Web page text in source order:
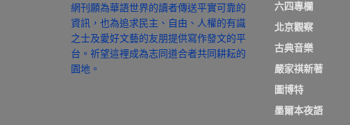
網刊願為華語世界的讀者傳送平實可靠的
資訊，也為追求民主、自由、人權的有識
之士及愛好文藝的友朋提供寫作發文的平
台。祈望這裡成為志同道合者共同耕耘的
園地。
六四專欄
北京觀察
古典音樂
嚴家祺新著
圖博特
墨爾本夜語